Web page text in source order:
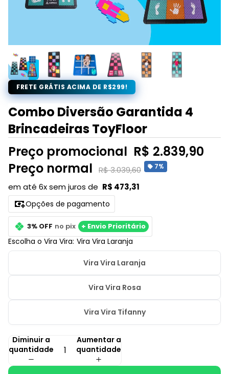
FRETE GRÁTIS ACIMA DE R$299!
Combo Diversão Garantida 4
Brincadeiras ToyFloor
Preço promocional R$ 2.839,90
Preço normal
R$ 3.039,60 7%
em até 6x sem juros de R$ 473,31
Opções de pagamento
3% OFF no pix + Envio Prioritário
Escolha o Vira Vira: Vira Vira Laranja
Vira Vira Laranja
Vira Vira Rosa
Vira Vira Tifanny
Diminuir a
quantidade
Aumentar a
quantidade